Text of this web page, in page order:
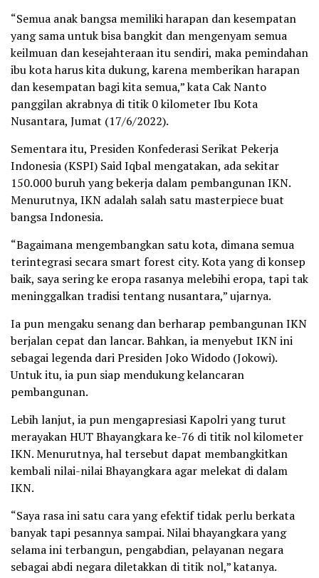
“Semua anak bangsa memiliki harapan dan kesempatan
yang sama untuk bisa bangkit dan mengenyam semua
keilmuan dan kesejahteraan itu sendiri, maka pemindahan
ibu kota harus kita dukung, karena memberikan harapan
dan kesempatan bagi kita semua,” kata Cak Nanto
panggilan akrabnya di titik 0 kilometer Ibu Kota
Nusantara, Jumat (17/6/2022).
Sementara itu, Presiden Konfederasi Serikat Pekerja
Indonesia (KSPI) Said Iqbal mengatakan, ada sekitar
150.000 buruh yang bekerja dalam pembangunan IKN.
Menurutnya, IKN adalah salah satu masterpiece buat
bangsa Indonesia.
“Bagaimana mengembangkan satu kota, dimana semua
terintegrasi secara smart forest city. Kota yang di konsep
baik, saya sering ke eropa rasanya melebihi eropa, tapi tak
meninggalkan tradisi tentang nusantara,” ujarnya.
Ia pun mengaku senang dan berharap pembangunan IKN
berjalan cepat dan lancar. Bahkan, ia menyebut IKN ini
sebagai legenda dari Presiden Joko Widodo (Jokowi).
Untuk itu, ia pun siap mendukung kelancaran
pembangunan.
Lebih lanjut, ia pun mengapresiasi Kapolri yang turut
merayakan HUT Bhayangkara ke-76 di titik nol kilometer
IKN. Menurutnya, hal tersebut dapat membangkitkan
kembali nilai-nilai Bhayangkara agar melekat di dalam
IKN.
“Saya rasa ini satu cara yang efektif tidak perlu berkata
banyak tapi pesannya sampai. Nilai bhayangkara yang
selama ini terbangun, pengabdian, pelayanan negara
sebagai abdi negara diletakkan di titik nol,” katanya.